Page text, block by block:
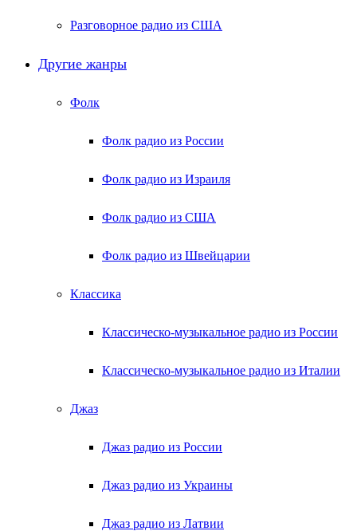
Разговорное радио из США
Другие жанры
Фолк
Фолк радио из России
Фолк радио из Израиля
Фолк радио из США
Фолк радио из Швейцарии
Классика
Классическо-музыкальное радио из России
Классическо-музыкальное радио из Италии
Джаз
Джаз радио из России
Джаз радио из Украины
Джаз радио из Латвии